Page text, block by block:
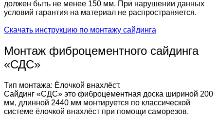
должен быть не менее 150 мм. При нарушении данных
условий гарантия на материал не распространяется.
Скачать инструкцию по монтажу сайдинга
Монтаж фиброцементного сайдинга
«СДС»
Тип монтажа: Ёлочкой внахлёст.
Сайдинг «СДС» это фиброцементная доска шириной 200
мм, длинной 2440 мм монтируется по классической
системе ёлочкой внахлёст при помощи саморезов.